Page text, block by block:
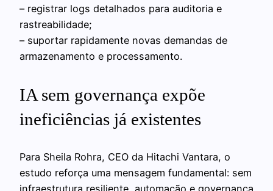
– registrar logs detalhados para auditoria e
rastreabilidade;
– suportar rapidamente novas demandas de
armazenamento e processamento.
IA sem governança expõe
ineficiências já existentes
Para Sheila Rohra, CEO da Hitachi Vantara, o
estudo reforça uma mensagem fundamental: sem
infraestrutura resiliente, automação e governança